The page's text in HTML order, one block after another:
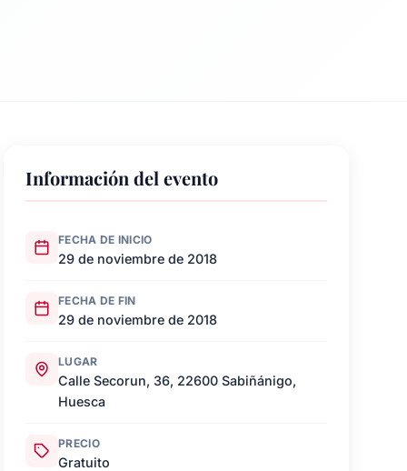
Información del evento
FECHA DE INICIO
29 de noviembre de 2018
FECHA DE FIN
29 de noviembre de 2018
LUGAR
Calle Secorun, 36, 22600 Sabiñánigo,
Huesca
PRECIO
Gratuito